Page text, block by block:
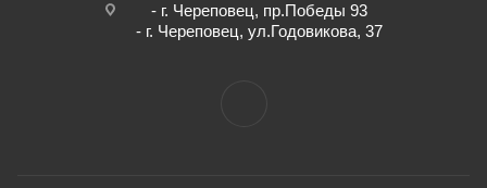
- г. Череповец, пр.Победы 93
- г. Череповец, ул.Годовикова, 37